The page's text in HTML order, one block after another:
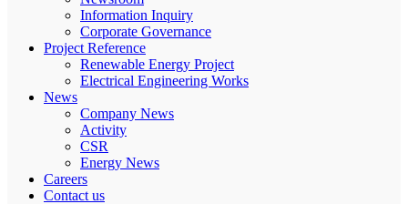
Information Inquiry
Corporate Governance
Project Reference
Renewable Energy Project
Electrical Engineering Works
News
Company News
Activity
CSR
Energy News
Careers
Contact us